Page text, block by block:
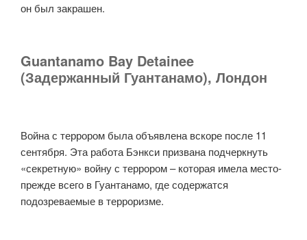
он был закрашен.
Guantanamo Bay Detainee
(Задержанный Гуантанамо), Лондон
Война с террором была объявлена вскоре после 11
сентября. Эта работа Бэнкси призвана подчеркнуть
«секретную» войну с террором – которая имела место-
прежде всего в Гуантанамо, где содержатся
подозреваемые в терроризме.